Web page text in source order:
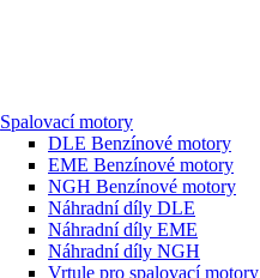
Spalovací motory
DLE Benzínové motory
EME Benzínové motory
NGH Benzínové motory
Náhradní díly DLE
Náhradní díly EME
Náhradní díly NGH
Vrtule pro spalovací motory